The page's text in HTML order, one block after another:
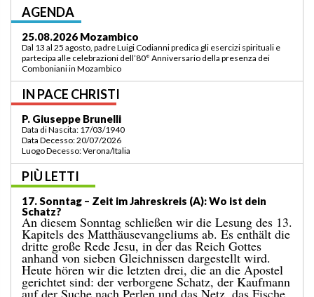
AGENDA
03.09.2026 Lomé/Togo
Padre Luigi Codianni e padre Elias Sindjalim partecipano dal 26 agosto al 3
settembre all’incontro della commissione ASCAF sulla riorganizzazione
della regione a Lomé/Togo
IN PACE CHRISTI
P. Bruno Bordonali
Data di Nascita: 01/07/1942
Data Decesso: 13/07/2026
Luogo Decesso: Verona /Italia
PIÙ LETTI
16. Sonntag – Zeit im Jahreskreis (A): Drei anstößige
Gleichnisse!
„Mit dem Himmelreich ist es wie …“ Nach dem
Gleichnis vom Sämann, das wir am vergangenen
Sonntag gehört haben, legt uns das heutige
Evangelium drei weitere Gleichnisse vor. Sie
offenbaren das Geheimnis der Gegenwart des
Himmelreiches mitten unter uns. Wir befinden uns
im 13. Kapitel des Matthäusevangeliums, in der